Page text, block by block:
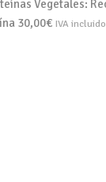
Vegetales:
30,00€ IVA incluido